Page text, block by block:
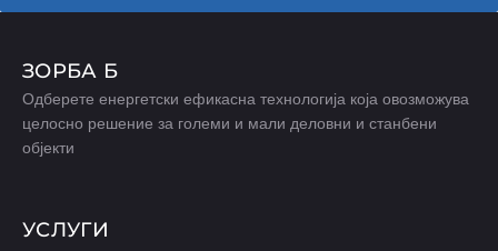
ЗОРБА Б
Одберете енергетски ефикасна технологија која овозможува
целосно решение за големи и мали деловни и станбени
објекти
УСЛУГИ